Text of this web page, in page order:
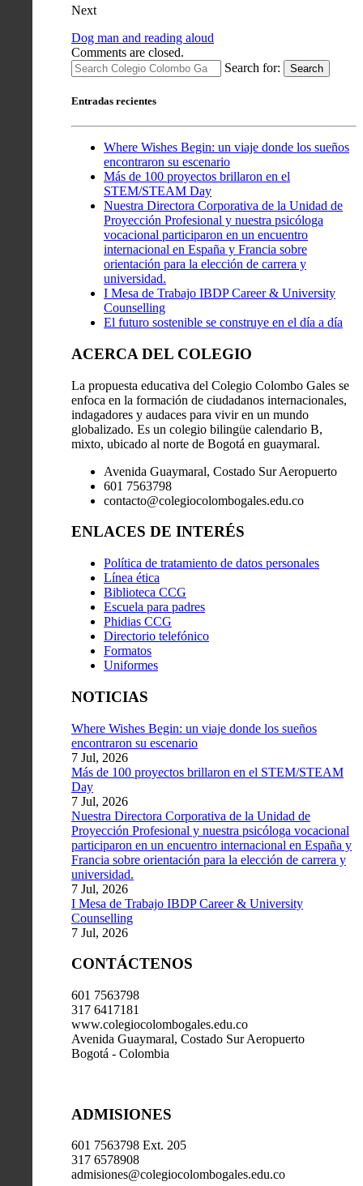
Next
Dog man and reading aloud
Comments are closed.
Search for:
Search
Entradas recientes
Where Wishes Begin: un viaje donde los sueños
encontraron su escenario
Más de 100 proyectos brillaron en el
STEM/STEAM Day
Nuestra Directora Corporativa de la Unidad de
Proyección Profesional y nuestra psicóloga
vocacional participaron en un encuentro
internacional en España y Francia sobre
orientación para la elección de carrera y
universidad.
I Mesa de Trabajo IBDP Career & University
Counselling
El futuro sostenible se construye en el día a día
ACERCA DEL COLEGIO
La propuesta educativa del Colegio Colombo Gales se
enfoca en la formación de ciudadanos internacionales,
indagadores y audaces para vivir en un mundo
globalizado. Es un colegio bilingüe calendario B,
mixto, ubicado al norte de Bogotá en guaymaral.
Avenida Guaymaral, Costado Sur Aeropuerto
601 7563798
contacto@colegiocolombogales.edu.co
ENLACES DE INTERÉS
Política de tratamiento de datos personales
Línea ética
Biblioteca CCG
Escuela para padres
Phidias CCG
Directorio telefónico
Formatos
Uniformes
NOTICIAS
Where Wishes Begin: un viaje donde los sueños
encontraron su escenario
7 Jul, 2026
Más de 100 proyectos brillaron en el STEM/STEAM
Day
7 Jul, 2026
Nuestra Directora Corporativa de la Unidad de
Proyección Profesional y nuestra psicóloga vocacional
participaron en un encuentro internacional en España y
Francia sobre orientación para la elección de carrera y
universidad.
7 Jul, 2026
I Mesa de Trabajo IBDP Career & University
Counselling
7 Jul, 2026
CONTÁCTENOS
601 7563798
317 6417181
www.colegiocolombogales.edu.co
Avenida Guaymaral, Costado Sur Aeropuerto
Bogotá - Colombia
ADMISIONES
601 7563798 Ext. 205
317 6578908
admisiones@colegiocolombogales.edu.co